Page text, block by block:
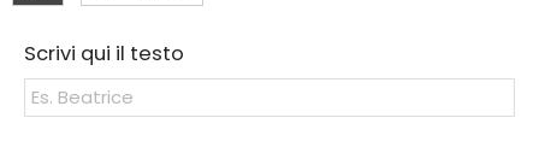
Scrivi qui il testo